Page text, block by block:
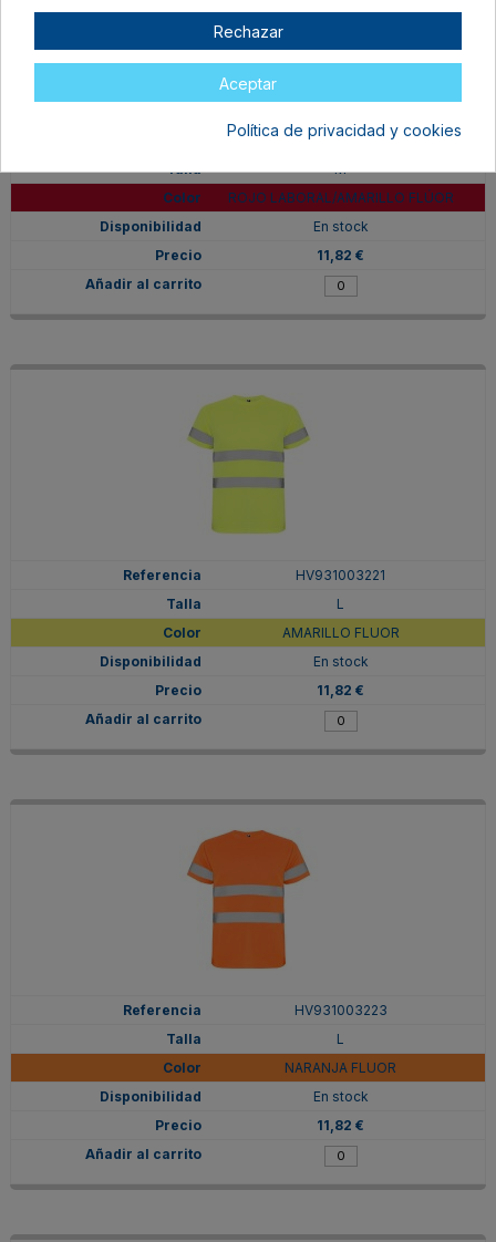
HV931002601221
M
ROJO LABORAL/AMARILLO FLÚOR
En stock
11,82 €
HV931003221
L
AMARILLO FLUOR
En stock
11,82 €
HV931003223
L
NARANJA FLUOR
En stock
11,82 €
Rechazar
Aceptar
Política de privacidad y cookies